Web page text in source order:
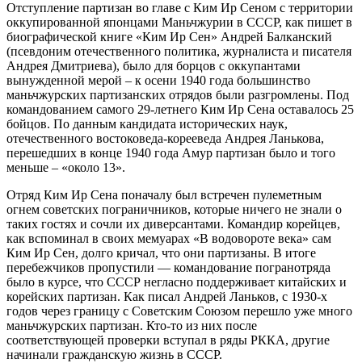
Отступление партизан во главе с Ким Ир Сеном с территории
оккупированной японцами Маньчжурии в СССР, как пишет в
биографической книге «Ким Ир Сен» Андрей Балканский
(псевдоним отечественного политика, журналиста и писателя
Андрея Дмитриева), было для борцов с оккупантами
вынужденной мерой – к осени 1940 года большинство
маньчжурских партизанских отрядов были разгромлены. Под
командованием самого 29-летнего Ким Ир Сена оставалось 25
бойцов. По данным кандидата исторических наук,
отечественного востоковеда-корееведа Андрея Ланькова,
перешедших в конце 1940 года Амур партизан было и того
меньше – «около 13».
Отряд Ким Ир Сена поначалу был встречен пулеметным
огнем советских пограничников, которые ничего не знали о
таких гостях и сочли их диверсантами. Командир корейцев,
как вспоминал в своих мемуарах «В водовороте века» сам
Ким Ир Сен, долго кричал, что они партизаны. В итоге
перебежчиков пропустили — командование погранотряда
было в курсе, что СССР негласно поддерживает китайских и
корейских партизан. Как писал Андрей Ланьков, с 1930-х
годов через границу с Советским Союзом перешло уже много
маньчжурских партизан. Кто-то из них после
соответствующей проверки вступал в ряды РККА, другие
начинали гражданскую жизнь в СССР.